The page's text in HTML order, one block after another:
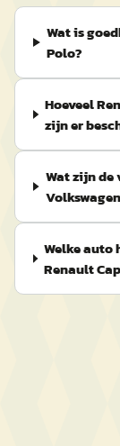
Wat is
Polo?
Hoeveel
zijn er
Wat zijn de
Welke auto
Renault